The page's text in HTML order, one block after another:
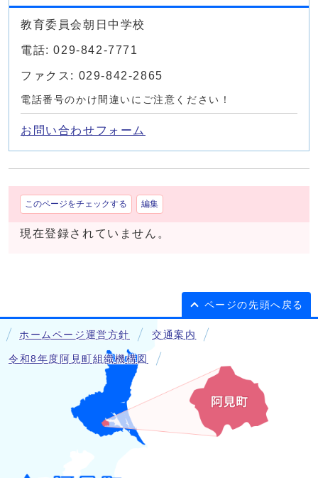
教育委員会朝日中学校
電話: 029-842-7771
ファクス: 029-842-2865
電話番号のかけ間違いにご注意ください！
お問い合わせフォーム
このページをチェックする 編集
現在登録されていません。
ページの先頭へ戻る
ホームページ運営方針 交通案内
令和8年度阿見町組織機構図